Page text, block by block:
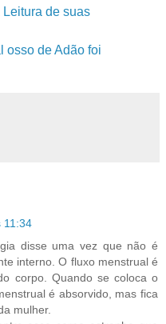
de suas
osso de Adão foi
11:34
disse uma vez que não é
interno. O fluxo menstrual é
corpo. Quando se coloca o
é absorvido, mas fica
mulher.